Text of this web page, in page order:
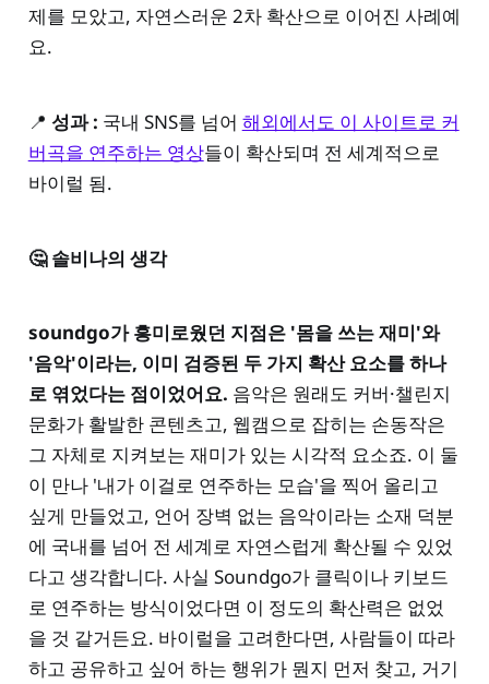
제를 모았고, 자연스러운 2차 확산으로 이어진 사례예
요.
📍 성과 : 국내 SNS를 넘어 해외에서도 이 사이트로 커
버곡을 연주하는 영상들이 확산되며 전 세계적으로
바이럴 됨.
🤔 솔비나의 생각
soundgo가 흥미로웠던 지점은 '몸을 쓰는 재미'와
'음악'이라는, 이미 검증된 두 가지 확산 요소를 하나
로 엮었다는 점이었어요. 음악은 원래도 커버·챌린지
문화가 활발한 콘텐츠고, 웹캠으로 잡히는 손동작은
그 자체로 지켜보는 재미가 있는 시각적 요소죠. 이 둘
이 만나 '내가 이걸로 연주하는 모습'을 찍어 올리고
싶게 만들었고, 언어 장벽 없는 음악이라는 소재 덕분
에 국내를 넘어 전 세계로 자연스럽게 확산될 수 있었
다고 생각합니다. 사실 Soundgo가 클릭이나 키보드
로 연주하는 방식이었다면 이 정도의 확산력은 없었
을 것 같거든요. 바이럴을 고려한다면, 사람들이 따라
하고 공유하고 싶어 하는 행위가 뭔지 먼저 찾고, 거기